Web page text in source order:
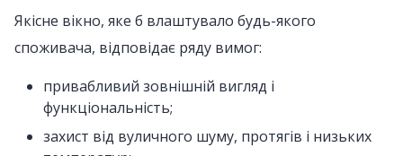
Якісне вікно, яке б влаштувало будь-якого
споживача, відповідає ряду вимог:
привабливий зовнішній вигляд і
функціональність;
захист від вуличного шуму, протягів і низьких